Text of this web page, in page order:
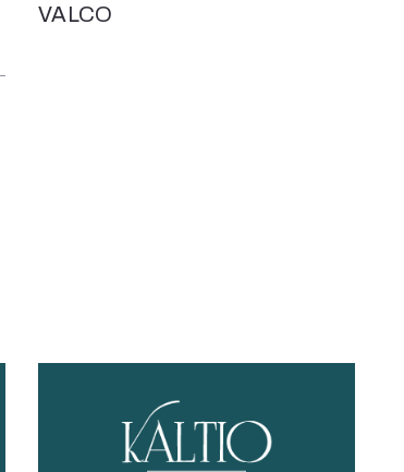
VALCO